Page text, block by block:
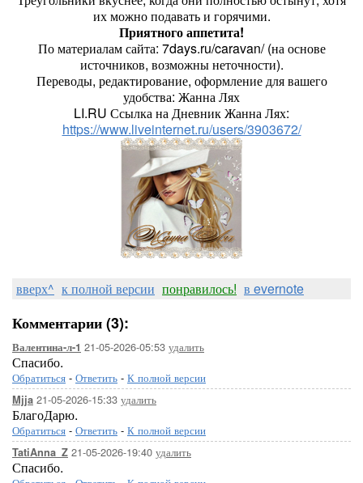
их можно подавать и горячими.
Приятного аппетита!
По материалам сайта: 7days.ru/caravan/ (на основе
источников, возможны неточности).
Переводы, редактирование, оформление для вашего
удобства: Жанна Лях
LI.RU Ссылка на Дневник Жанна Лях:
https://www.liveinternet.ru/users/3903672/
вверх^ к полной версии понравилось! в evernote
Комментарии (3):
Валентина-л-1 21-05-2026-05:53 удалить
Спасибо.
Обратиться - Ответить - К полной версии
Mjja 21-05-2026-15:33 удалить
БлагоДарю.
Обратиться - Ответить - К полной версии
TatiAnna_Z 21-05-2026-19:40 удалить
Спасибо.